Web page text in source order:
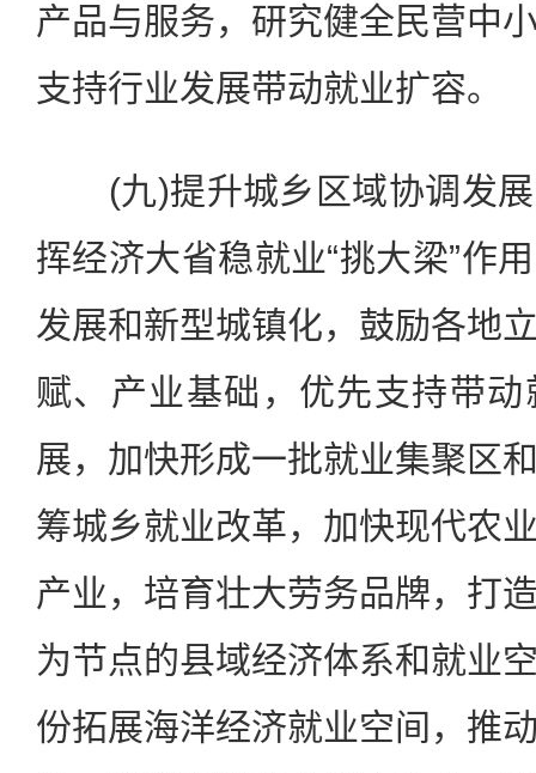
产品与服务，研究健全民营中
支持行业发展带动就业扩容。
(九)提升城乡区域协调发展
挥经济大省稳就业“挑大梁”作
发展和新型城镇化，鼓励各地
赋、产业基础，优先支持带
展，加快形成一批就业集聚区
筹城乡就业改革，加快现代农
产业，培育壮大劳务品牌，打
为节点的县域经济体系和就业
份拓展海洋经济就业空间，推